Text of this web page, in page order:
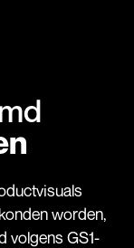
worden,
volgens GS1-